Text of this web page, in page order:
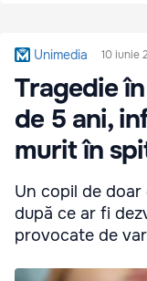
Unimedia 10 iunie
Tragedie
de 5 ani,
murit în
Un copil de doar
după ce ar fi
provocate de